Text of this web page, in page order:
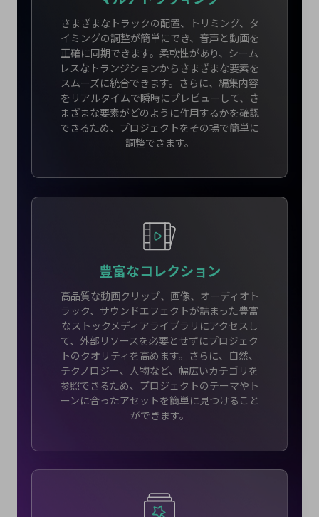
さまざまなトラックの配置、トリミング、タ
イミングの調整が簡単にでき、音声と動画を
正確に同期できます。柔軟性があり、シーム
レスなトランジションからさまざまな要素を
スムーズに統合できます。さらに、編集内容
をリアルタイムで瞬時にプレビューして、さ
まざまな要素がどのように作用するかを確認
できるため、プロジェクトをその場で簡単に
調整できます。
豊富なコレクション
高品質な動画クリップ、画像、オーディオト
ラック、サウンドエフェクトが詰まった豊富
なストックメディアライブラリにアクセスし
て、外部リソースを必要とせずにプロジェク
トのクオリティを高めます。さらに、自然、
テクノロジー、人物など、幅広いカテゴリを
参照できるため、プロジェクトのテーマやト
ーンに合ったアセットを簡単に見つけること
ができます。